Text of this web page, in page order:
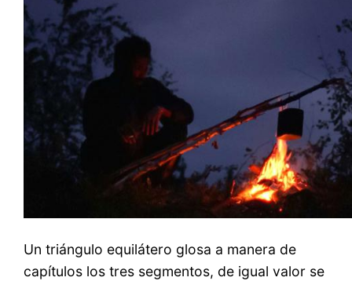
Un triángulo equilátero glosa a manera de
capítulos los tres segmentos, de igual valor se